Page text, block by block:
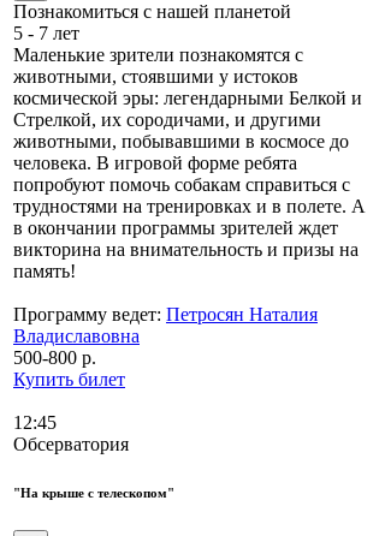
Познакомиться с нашей планетой
5 - 7 лет
Маленькие зрители познакомятся с
животными, стоявшими у истоков
космической эры: легендарными Белкой и
Стрелкой, их сородичами, и другими
животными, побывавшими в космосе до
человека. В игровой форме ребята
попробуют помочь собакам справиться с
трудностями на тренировках и в полете. А
в окончании программы зрителей ждет
викторина на внимательность и призы на
память!
Программу ведет: Петросян Наталия
Владиславовна
500-800 р.
Купить билет
12:45
Обсерватория
"На крыше с телескопом"